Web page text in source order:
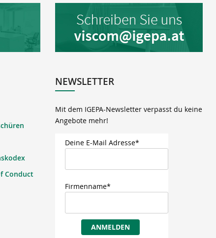
Conduct
NEWSLETTER
Mit dem IGEPA-Newsletter verpasst du keine
Angebote mehr!
Deine E-Mail Adresse*
Firmenname*
ANMELDEN